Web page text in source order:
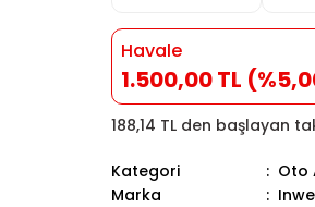
Havale
1.500,00 TL
188,14 TL den başlayan
Kategori
Oto
Marka